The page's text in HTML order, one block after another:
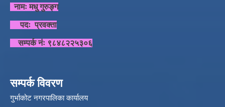
नामः मधु गुरुङ्ग
पदः प्रवक्ता
सम्पर्क नंः ९८४८२२५३०६
सम्पर्क विवरण
गुर्भाकोट नगरपालिका कार्यालय